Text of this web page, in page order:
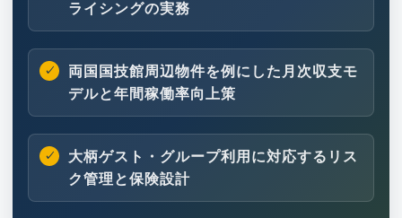
ライシングの実務
両国国技館周辺物件を例にした月次収支モ
デルと年間稼働率向上策
大柄ゲスト・グループ利用に対応するリス
ク管理と保険設計